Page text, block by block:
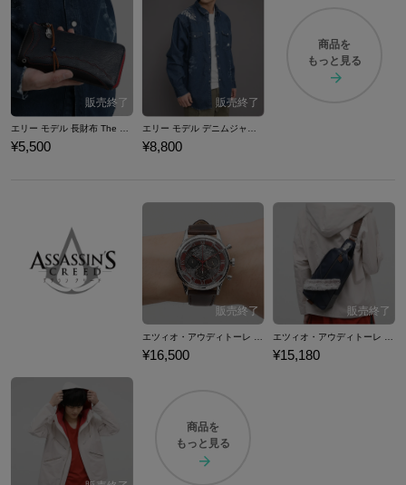
エリー モデル 長財布 The Last of Us Part II
¥5,500
エリー モデル デニムジャケット The Last of Us Part II
¥8,800
商品を
もっと見る
¥16,500 ¥15,180
商品を
もっと見る